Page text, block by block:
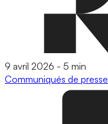
9 avril 2026 - 5 min
Communiqués de presse